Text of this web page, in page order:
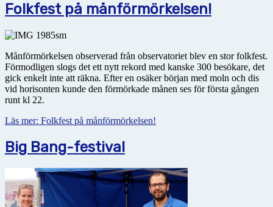
Folkfest på månförmörkelsen!
Månförmörkelsen observerad från observatoriet blev en stor folkfest.
Förmodligen slogs det ett nytt rekord med kanske 300 besökare, det
gick enkelt inte att räkna. Efter en osäker början med moln och dis
vid horisonten kunde den förmörkade månen ses för första gången
runt kl 22.
Läs mer: Folkfest på månförmörkelsen!
Big Bang-festival